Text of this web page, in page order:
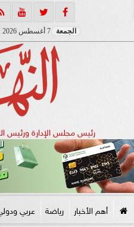
الجمعة 7 أغسطس 2026
رئيس مجلس الإدارة ورئيس
أهم الأخبار رياضة عربي